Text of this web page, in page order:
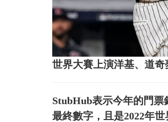
世界大賽上演洋基、道
StubHub表示今年的門
最終數字，且是2022年